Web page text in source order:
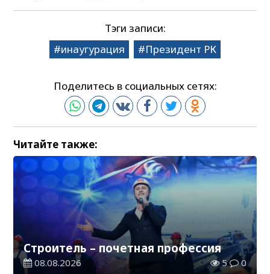
Тэги записи:
инаугурация
Президент РК
Поделитесь в социальных сетях:
Читайте также:
Строитель – почетная профессия
08.08.2026 5 0